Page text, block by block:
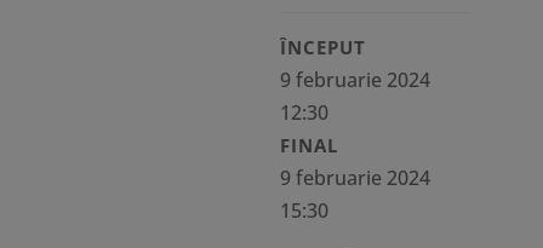
ÎNCEPUT
9 februarie 2024
12:30
FINAL
9 februarie 2024
15:30